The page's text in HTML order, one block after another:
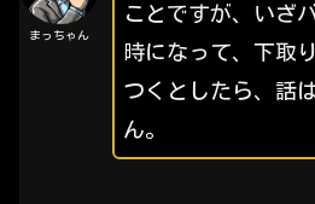
まっちゃん
ことですが、いざ
時になって、下取
つくとしたら、話
ん。